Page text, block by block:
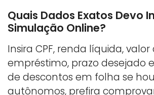
Quais Dados Exatos Devo
Simulação Online?
Insira CPF, renda líquida, valor
empréstimo, prazo desejado
de descontos em folha se
autônomos, prefira